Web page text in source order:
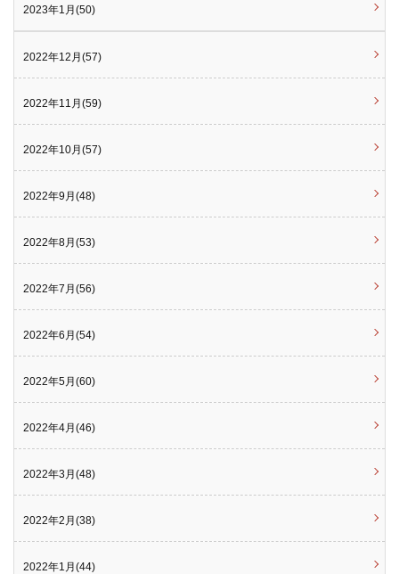
2023年1月(50)
2022年12月(57)
2022年11月(59)
2022年10月(57)
2022年9月(48)
2022年8月(53)
2022年7月(56)
2022年6月(54)
2022年5月(60)
2022年4月(46)
2022年3月(48)
2022年2月(38)
2022年1月(44)